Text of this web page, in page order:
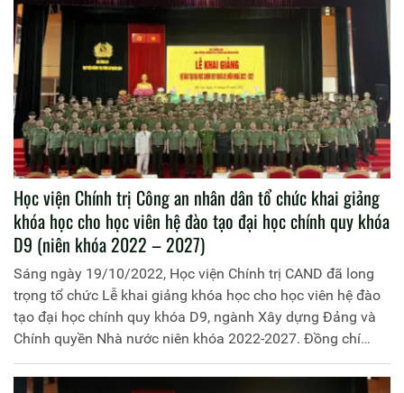
Học viện Chính trị Công an nhân dân tổ chức khai giảng
khóa học cho học viên hệ đào tạo đại học chính quy khóa
D9 (niên khóa 2022 – 2027)
Sáng ngày 19/10/2022, Học viện Chính trị CAND đã long
trọng tổ chức Lễ khai giảng khóa học cho học viên hệ đào
tạo đại học chính quy khóa D9, ngành Xây dựng Đảng và
Chính quyền Nhà nước niên khóa 2022-2027. Đồng chí
Trung tướng, PSG.TS Phan Xuân Tuy, Bí thư Đảng ủy, Giám
đốc Học viện dự và chủ trì buổi lễ.